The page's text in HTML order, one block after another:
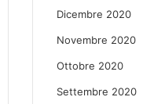
Dicembre 2020
Novembre 2020
Ottobre 2020
Settembre 2020